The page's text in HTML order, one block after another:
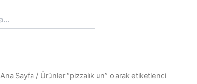
Ana Sayfa / Ürünler “pizzalık un” olarak etiketlendi